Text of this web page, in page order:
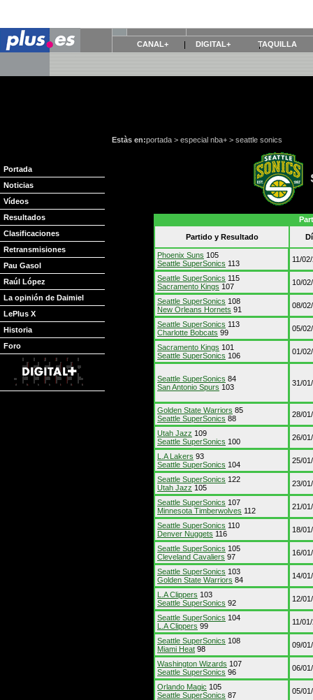
CANAL+ DIGITAL+ TAQUILLA
Portada
Noticias
Vídeos
Resultados
Clasificaciones
Retransmisiones
Pau Gasol
Raúl López
La opinión de Daimiel
LePlus X
Historia
Foro
Estàs en:portada > especial nba+ > seattle sonics
Partido y Resultado
Phoenix Suns 105
Seattle SuperSonics 113 11/
Seattle SuperSonics 115
Sacramento Kings 107 10/
Seattle SuperSonics 108
New Orleans Hornets 91 08/
Seattle SuperSonics 113
Charlotte Bobcats 99 05/
Sacramento Kings 101
Seattle SuperSonics 106 01/
Seattle SuperSonics 84
San Antonio Spurs 103 31/
Golden State Warriors 85
Seattle SuperSonics 88 28/
Utah Jazz 109
Seattle SuperSonics 100 26/
L.A Lakers 93
Seattle SuperSonics 104 25/
Seattle SuperSonics 122
Utah Jazz 105 23/
Seattle SuperSonics 107
Minnesota Timberwolves 112 21/
Seattle SuperSonics 110
Denver Nuggets 116 18/
Seattle SuperSonics 105
Cleveland Cavaliers 97 16/
Seattle SuperSonics 103
Golden State Warriors 84 14/
L.A Clippers 103
Seattle SuperSonics 92 12/
Seattle SuperSonics 104
L.A Clippers 99 11/
Seattle SuperSonics 108
Miami Heat 98 09/
Washington Wizards 107
Seattle SuperSonics 96 06/
Orlando Magic 105
Seattle SuperSonics 87 05/